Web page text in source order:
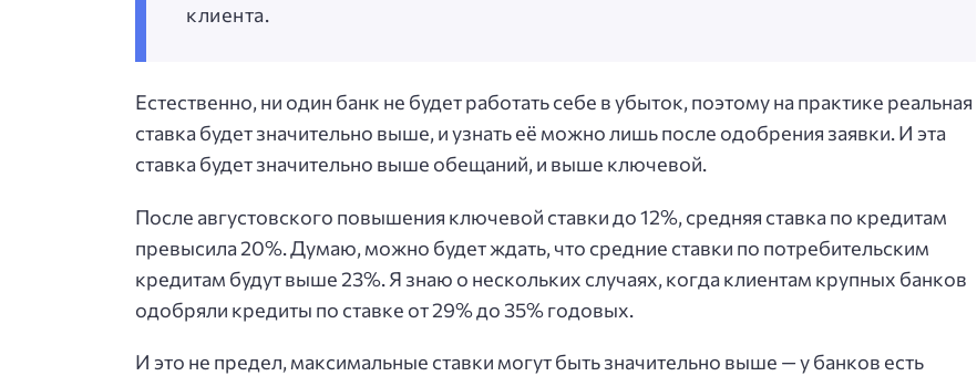
клиента.
Естественно, ни один банк не будет работать себе в убыток, поэтому на практике реальная
ставка будет значительно выше, и узнать её можно лишь после одобрения заявки. И эта
ставка будет значительно выше обещаний, и выше ключевой.
После августовского повышения ключевой ставки до 12%, средняя ставка по кредитам
превысила 20%. Думаю, можно будет ждать, что средние ставки по потребительским
кредитам будут выше 23%. Я знаю о нескольких случаях, когда клиентам крупных банков
одобряли кредиты по ставке от 29% до 35% годовых.
И это не предел, максимальные ставки могут быть значительно выше — у банков есть